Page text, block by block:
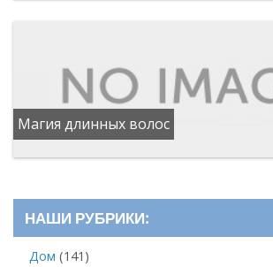
Магия длинных волос
НАШИ РУБРИКИ:
Дом (141)